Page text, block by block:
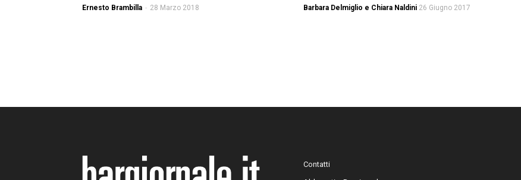
Ernesto Brambilla - 28 Marzo 2018 Barbara Delmiglio e Chiara Naldini 26 Giugno 2017
Contatti